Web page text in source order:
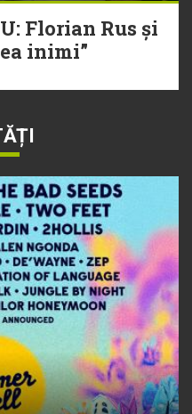
Florian Rus și
inimi”